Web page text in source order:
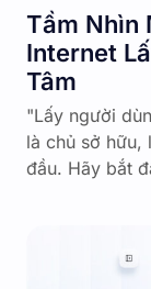
Tầm Nhìn
Internet
Tâm
"Lấy người
là chủ sở hữu,
đầu. Hãy bắt